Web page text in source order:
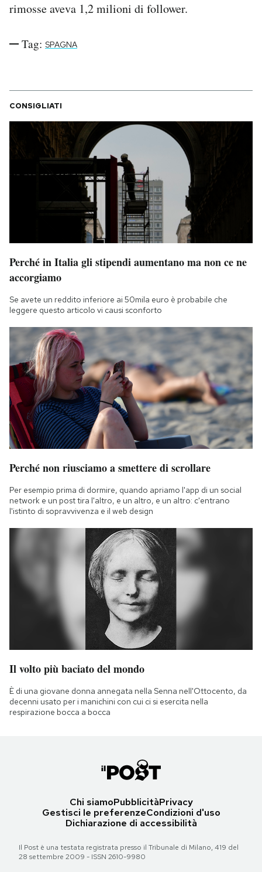
rimosse aveva 1,2 milioni di follower.
Tag: SPAGNA
CONSIGLIATI
Perché in Italia gli stipendi aumentano ma non ce ne
accorgiamo
Se avete un reddito inferiore ai 50mila euro è probabile che
leggere questo articolo vi causi sconforto
Perché non riusciamo a smettere di scrollare
Per esempio prima di dormire, quando apriamo l'app di un social
network e un post tira l'altro, e un altro, e un altro: c'entrano
l'istinto di sopravvivenza e il web design
Il volto più baciato del mondo
È di una giovane donna annegata nella Senna nell'Ottocento, da
decenni usato per i manichini con cui ci si esercita nella
respirazione bocca a bocca
Chi siamoPubblicitàPrivacy
Gestisci le preferenzeCondizioni d'uso
Dichiarazione di accessibilità
Il Post è una testata registrata presso il Tribunale di Milano, 419 del
28 settembre 2009 - ISSN 2610-9980